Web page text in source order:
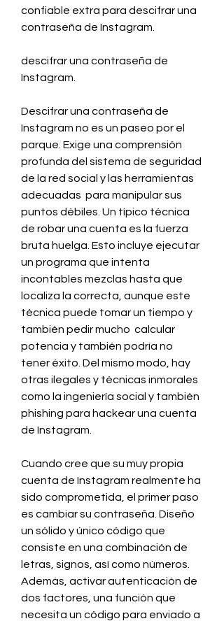
confiable extra para descifrar una
contraseña de Instagram.
descifrar una contraseña de
Instagram.
Descifrar una contraseña de
Instagram no es un paseo por el
parque. Exige una comprensión
profunda del sistema de seguridad
de la red social y las herramientas
adecuadas  para manipular sus
puntos débiles. Un típico técnica
de robar una cuenta es la fuerza
bruta huelga. Esto incluye ejecutar
un programa que intenta
incontables mezclas hasta que
localiza la correcta, aunque este
técnica puede tomar un tiempo y
también pedir mucho  calcular
potencia y también podría no
tener éxito. Del mismo modo, hay
otras ilegales y técnicas inmorales
como la ingeniería social y también
phishing para hackear una cuenta
de Instagram.
Cuando cree que su muy propia
cuenta de Instagram realmente ha
sido comprometida, el primer paso
es cambiar su contraseña. Diseño
un sólido y único código que
consiste en una combinación de
letras, signos, así como números.
Además, activar autenticación de
dos factores, una función que
necesita un código para enviado a